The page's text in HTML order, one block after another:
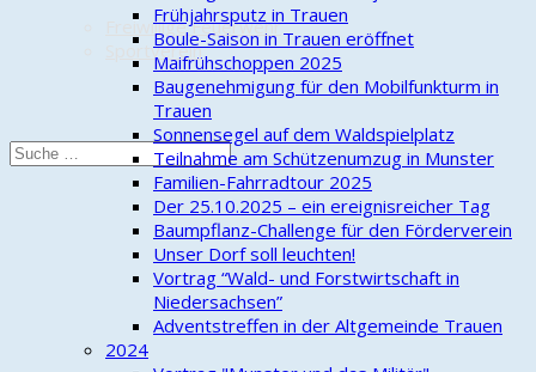
Freiwillige Feuerwehr
Sportverein
Frühjahrsputz in Trauen
Boule-Saison in Trauen eröffnet
Maifrühschoppen 2025
Baugenehmigung für den Mobilfunkturm in
Trauen
Sonnensegel auf dem Waldspielplatz
Teilnahme am Schützenumzug in Munster
Familien-Fahrradtour 2025
Der 25.10.2025 – ein ereignisreicher Tag
Baumpflanz-Challenge für den Förderverein
Unser Dorf soll leuchten!
Vortrag “Wald- und Forstwirtschaft in
Niedersachsen”
Adventstreffen in der Altgemeinde Trauen
2024